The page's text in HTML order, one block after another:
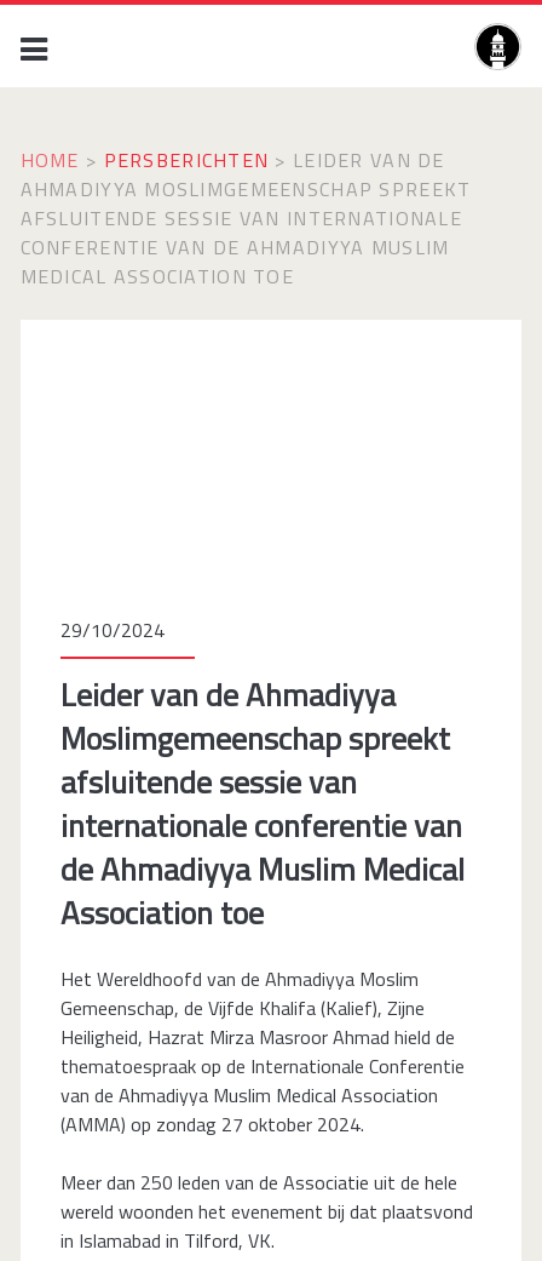
HOME > PERSBERICHTEN > LEIDER VAN DE
AHMADIYYA MOSLIMGEMEENSCHAP SPREEKT
AFSLUITENDE SESSIE VAN INTERNATIONALE
CONFERENTIE VAN DE AHMADIYYA MUSLIM
MEDICAL ASSOCIATION TOE
29/10/2024
Leider van de Ahmadiyya
Moslimgemeenschap spreekt
afsluitende sessie van
internationale conferentie van
de Ahmadiyya Muslim Medical
Association toe
Het Wereldhoofd van de Ahmadiyya Moslim
Gemeenschap, de Vijfde Khalifa (Kalief), Zijne
Heiligheid, Hazrat Mirza Masroor Ahmad hield de
thematoespraak op de Internationale Conferentie
van de Ahmadiyya Muslim Medical Association
(AMMA) op zondag 27 oktober 2024.
Meer dan 250 leden van de Associatie uit de hele
wereld woonden het evenement bij dat plaatsvond
in Islamabad in Tilford, VK.